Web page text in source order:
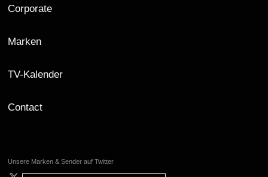
Corporate
Marken
TV-Kalender
Contact
Unsere Marken & Sender auf Twitter